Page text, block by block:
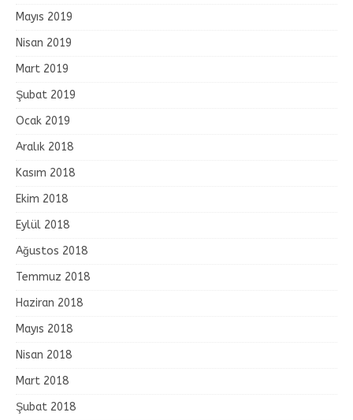
Mayıs 2019
Nisan 2019
Mart 2019
Şubat 2019
Ocak 2019
Aralık 2018
Kasım 2018
Ekim 2018
Eylül 2018
Ağustos 2018
Temmuz 2018
Haziran 2018
Mayıs 2018
Nisan 2018
Mart 2018
Şubat 2018